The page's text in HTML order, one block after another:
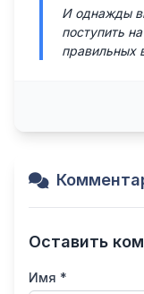
И однажды
поступить
правильных
Оставить
Имя *